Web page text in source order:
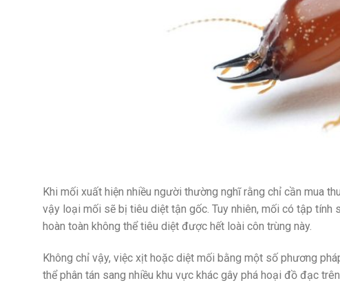
Khi mối xuất hiện nhiều người thường nghĩ rằng chỉ cần mua
vậy loại mối sẽ bị tiêu diệt tận gốc. Tuy nhiên, mối có tập
hoàn toàn không thể tiêu diệt được hết loài côn trùng này.
Không chỉ vậy, việc xịt hoặc diệt mối bằng một số phương
thể phân tán sang nhiều khu vực khác gây phá hoại đồ đạc